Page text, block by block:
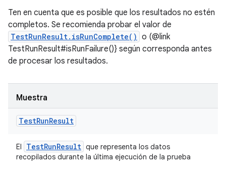
Ten en cuenta que es posible que los resultados no estén
completos. Se recomienda probar el valor de
TestRunResult.isRunComplete() o (@link
TestRunResult#isRunFailure()} según corresponda antes
de procesar los resultados.
Muestra
TestRunResult
El TestRunResult que representa los datos
recopilados durante la última ejecución de la prueba